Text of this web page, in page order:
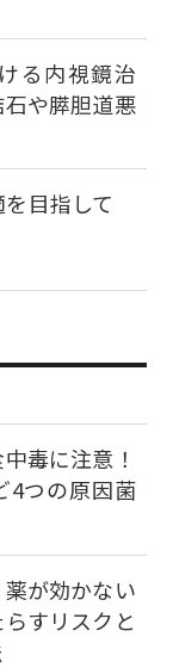
る内視鏡治
や膵胆道悪
を目指して
毒に注意！
4つの原因菌
が効かない
すリスクと